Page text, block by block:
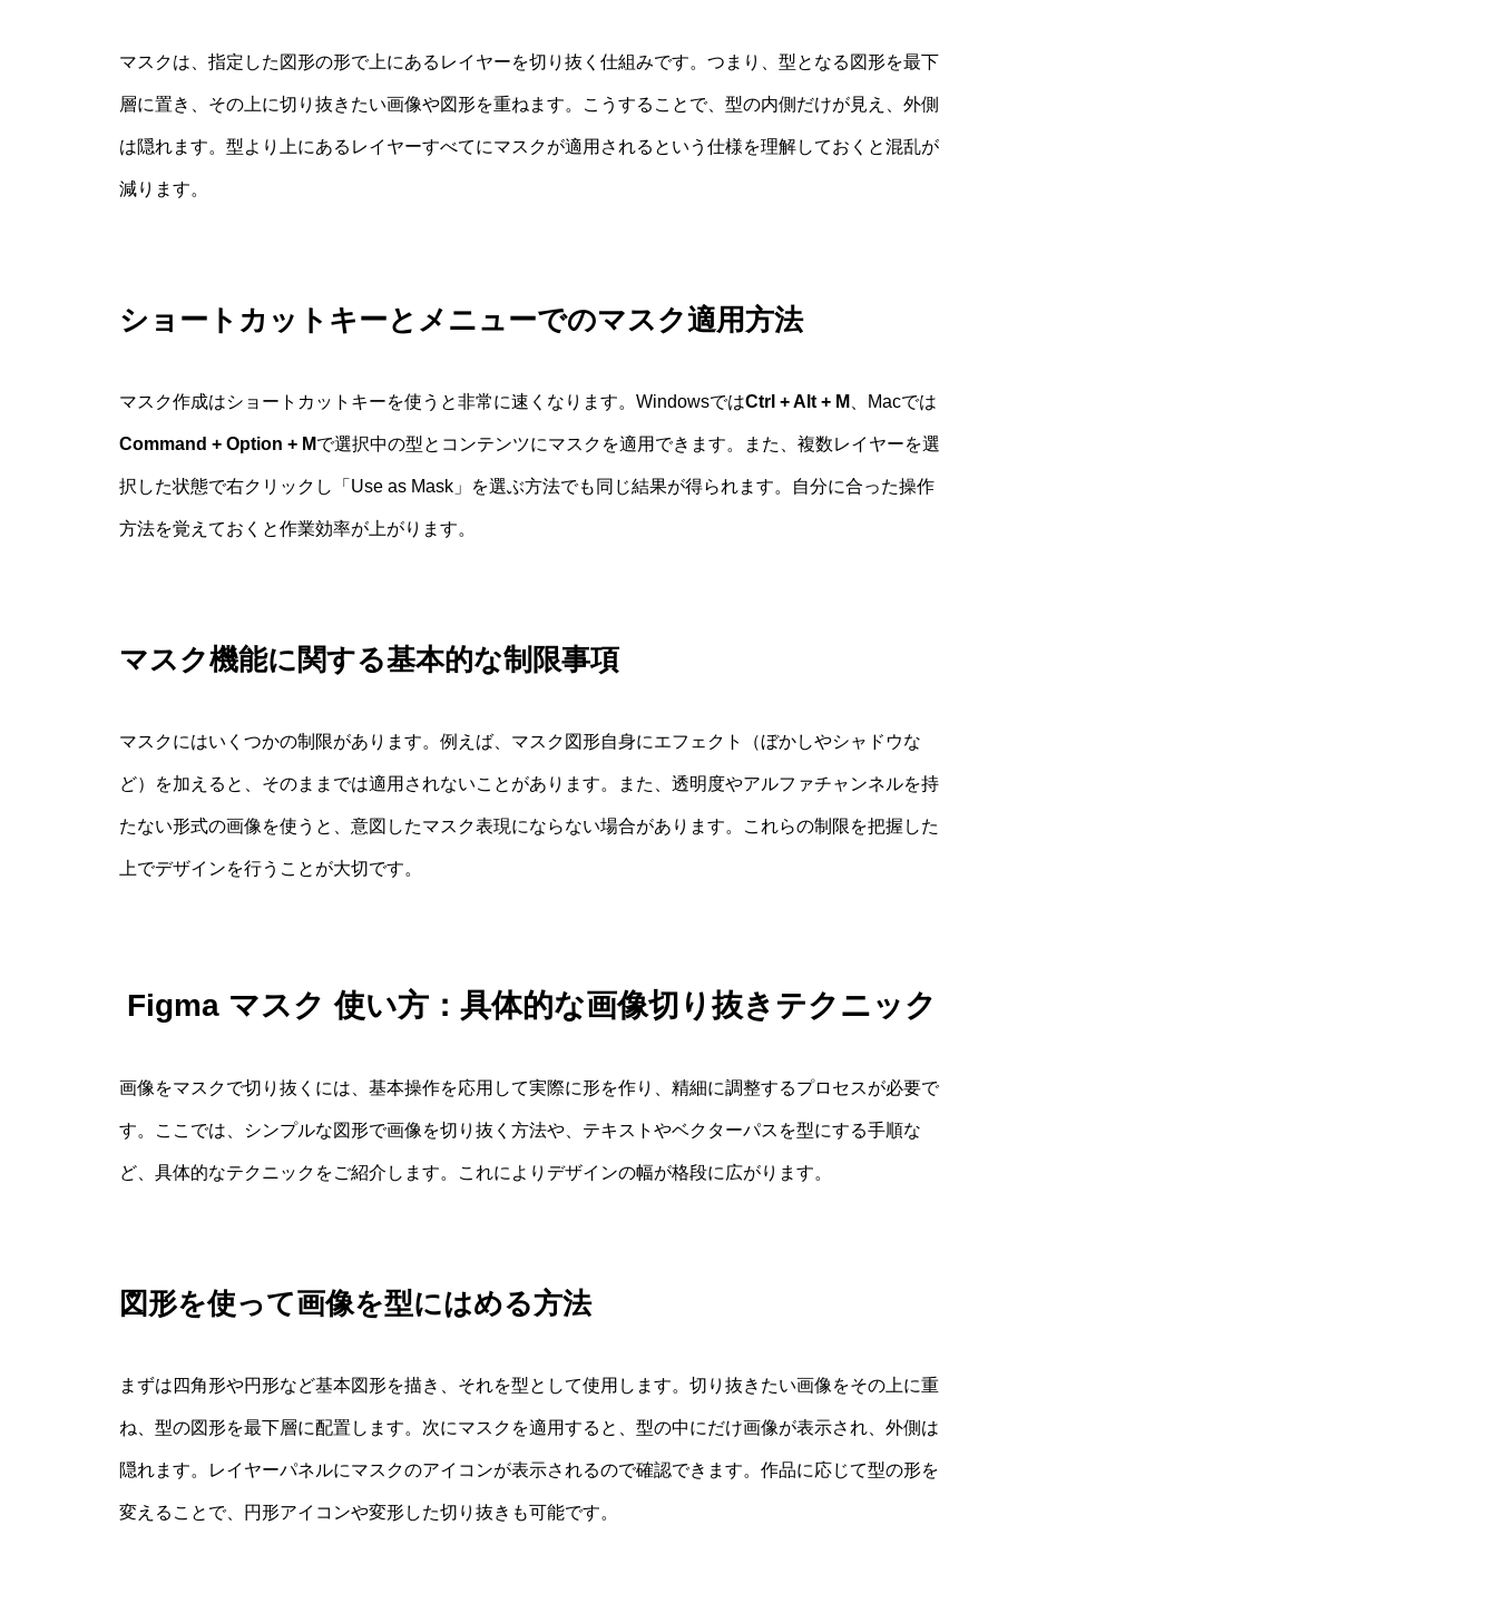
マスクは、指定した図形の形で上にあるレイヤーを切り抜く仕組みです。つまり、型となる図形を最下
層に置き、その上に切り抜きたい画像や図形を重ねます。こうすることで、型の内側だけが見え、外側
は隠れます。型より上にあるレイヤーすべてにマスクが適用されるという仕様を理解しておくと混乱が
減ります。
ショートカットキーとメニューでのマスク適用方法
マスク作成はショートカットキーを使うと非常に速くなります。WindowsではCtrl + Alt + M 、Macでは
Command + Option + Mで選択中の型とコンテンツにマスクを適用できます。また、複数レイヤーを選
択した状態で右クリックし「Use as Mask」を選ぶ方法でも同じ結果が得られます。自分に合った操作
方法を覚えておくと作業効率が上がります。
マスク機能に関する基本的な制限事項
マスクにはいくつかの制限があります。例えば、マスク図形自身にエフェクト（ぼかしやシャドウな
ど）を加えると、そのままでは適用されないことがあります。また、透明度やアルファチャンネルを持
たない形式の画像を使うと、意図したマスク表現にならない場合があります。これらの制限を把握した
上でデザインを行うことが大切です。
Figma マスク 使い方：具体的な画像切り抜きテクニック
画像をマスクで切り抜くには、基本操作を応用して実際に形を作り、精細に調整するプロセスが必要で
す。ここでは、シンプルな図形で画像を切り抜く方法や、テキストやベクターパスを型にする手順な
ど、具体的なテクニックをご紹介します。これによりデザインの幅が格段に広がります。
図形を使って画像を型にはめる方法
まずは四角形や円形など基本図形を描き、それを型として使用します。切り抜きたい画像をその上に重
ね、型の図形を最下層に配置します。次にマスクを適用すると、型の中にだけ画像が表示され、外側は
隠れます。レイヤーパネルにマスクのアイコンが表示されるので確認できます。作品に応じて型の形を
変えることで、円形アイコンや変形した切り抜きも可能です。